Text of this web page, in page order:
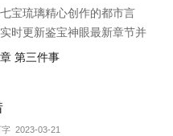
七宝琉璃精心创作的都市言
时更新鉴宝神眼最新章节并
，书友所发表的鉴宝神眼评
第三件事
字 2023-03-21